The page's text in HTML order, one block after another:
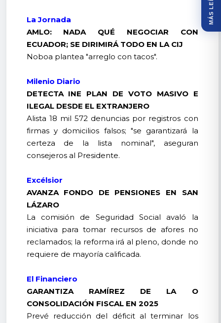
La Jornada
AMLO: NADA QUÉ NEGOCIAR CON
ECUADOR; SE DIRIMIRÁ TODO EN LA CIJ
Noboa plantea "arreglo con tacos".
Milenio Diario
DETECTA INE PLAN DE VOTO MASIVO E
ILEGAL DESDE EL EXTRANJERO
Alista 18 mil 572 denuncias por registros con
firmas y domicilios falsos; "se garantizará la
certeza de la lista nominal", aseguran
consejeros al Presidente.
Excélsior
AVANZA FONDO DE PENSIONES EN SAN
LÁZARO
La comisión de Seguridad Social avaló la
iniciativa para tomar recursos de afores no
reclamados; la reforma irá al pleno, donde no
requiere de mayoría calificada.
El Financiero
GARANTIZA RAMÍREZ DE LA O
CONSOLIDACIÓN FISCAL EN 2025
Prevé reducción del déficit al terminar los